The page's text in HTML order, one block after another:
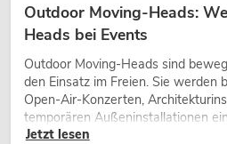
Outdoor Moving-Heads:
Heads bei Events
Outdoor Moving-Heads sind
den Einsatz im Freien. Sie werden
Open-Air-Konzerten,
temporären Außeninstallationen
Jetzt lesen